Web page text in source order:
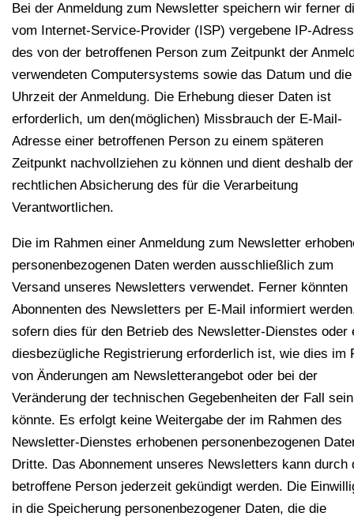
Bei der Anmeldung zum Newsletter speichern wir ferner
vom Internet-Service-Provider (ISP) vergebene IP-
des von der betroffenen Person zum Zeitpunkt der
verwendeten Computersystems sowie das Datum und die
Uhrzeit der Anmeldung. Die Erhebung dieser Daten ist
erforderlich, um den(möglichen) Missbrauch der E-Mail-
Adresse einer betroffenen Person zu einem späteren
Zeitpunkt nachvollziehen zu können und dient deshalb der
rechtlichen Absicherung des für die Verarbeitung
Verantwortlichen.
Die im Rahmen einer Anmeldung zum Newsletter
personenbezogenen Daten werden ausschließlich zum
Versand unseres Newsletters verwendet. Ferner könnten
Abonnenten des Newsletters per E-Mail informiert
sofern dies für den Betrieb des Newsletter-Dienstes oder
diesbezügliche Registrierung erforderlich ist, wie dies im
von Änderungen am Newsletterangebot oder bei der
Veränderung der technischen Gegebenheiten der Fall sein
könnte. Es erfolgt keine Weitergabe der im Rahmen des
Newsletter-Dienstes erhobenen personenbezogenen
Dritte. Das Abonnement unseres Newsletters kann durch
betroffene Person jederzeit gekündigt werden. Die
in die Speicherung personenbezogener Daten, die die